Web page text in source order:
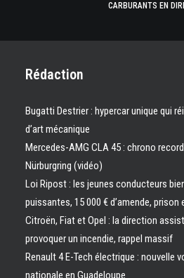
CARBURANTS EN
Rédaction
Bugatti Destrier : hypercar unique qui
d’art mécanique
Mercedes-AMG CLA 45 : chrono record
Nürburgring (vidéo)
Loi Ripost : les jeunes conducteurs
puissantes, 15 000 € d’amende,
Citroën, Fiat et Opel : la direction
provoquer un incendie, rappel massif
Renault 4 E-Tech électrique : nouvelle
nationale en Guadeloupe